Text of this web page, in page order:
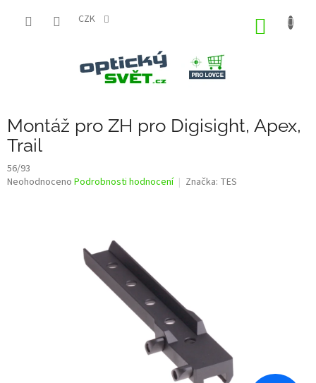
CZK
Montáž pro ZH pro Digisight, Apex,
Trail
56/93
Průměrné
Neohodnoceno Podrobnosti hodnocení Značka: TES